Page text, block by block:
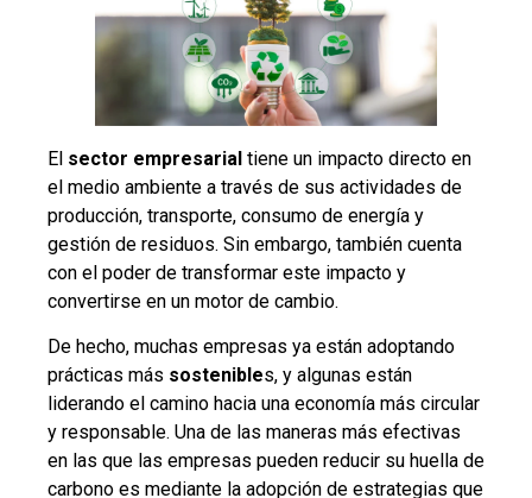
El sector empresarial tiene un impacto directo en
el medio ambiente a través de sus actividades de
producción, transporte, consumo de energía y
gestión de residuos. Sin embargo, también cuenta
con el poder de transformar este impacto y
convertirse en un motor de cambio.
De hecho, muchas empresas ya están adoptando
prácticas más sostenibles, y algunas están
liderando el camino hacia una economía más circular
y responsable. Una de las maneras más efectivas
en las que las empresas pueden reducir su huella de
carbono es mediante la adopción de estrategias que